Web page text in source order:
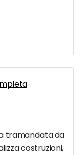
tramandata da
costruzioni,